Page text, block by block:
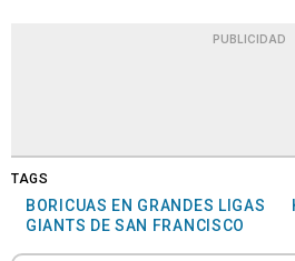
PUBLICIDAD
TAGS
BORICUAS EN GRANDES LIGAS
GIANTS DE SAN FRANCISCO